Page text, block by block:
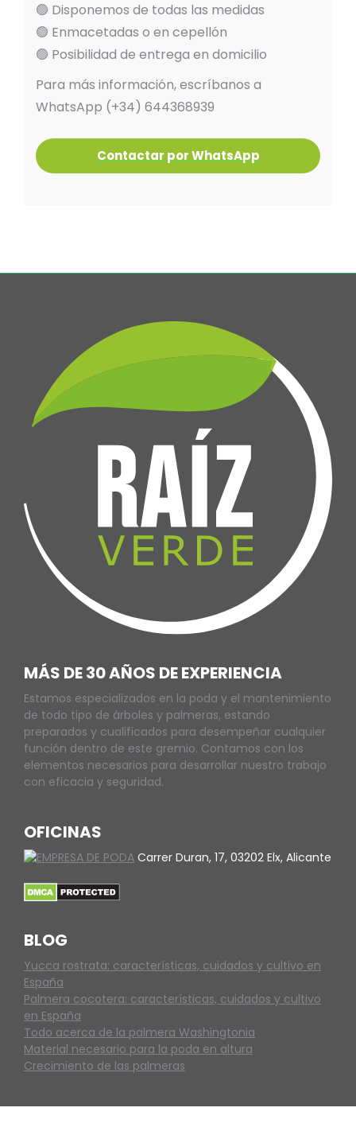
🟢 Disponemos de todas las medidas
🟢 Enmacetadas o en cepellón
🟢 Posibilidad de entrega en domicilio
Para más información, escríbanos a
WhatsApp (+34) 644368939
MÁS DE 30 AÑOS DE EXPERIENCIA
Estamos especializados en la poda y el mantenimiento
de todo tipo de árboles y palmeras, estando
preparados y cualificados para desempeñar cualquier
función dentro de este gremio. Contamos con los
elementos necesarios para desarrollar nuestro trabajo
con eficacia y seguridad.
OFICINAS
Carrer Duran, 17, 03202 Elx, Alicante
BLOG
Yucca rostrata: características, cuidados y cultivo en
España
Palmera cocotera: características, cuidados y cultivo
en España
Todo acerca de la palmera Washingtonia
Material necesario para la poda en altura
Crecimiento de las palmeras